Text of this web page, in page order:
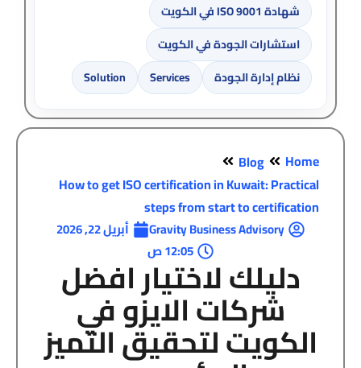
شهادة ISO 9001 في الكويت
استشارات الجودة في الكويت
نظام إدارة الجودة
Services
Solution
Home
Blog
How to get ISO certification in Kuwait: Practical
steps from start to certification
Gravity Business Advisory
أبريل 22, 2026
12:05 ص
دليلك لاختيار افضل
شركات الايزو في
الكويت لتحقيق التميز